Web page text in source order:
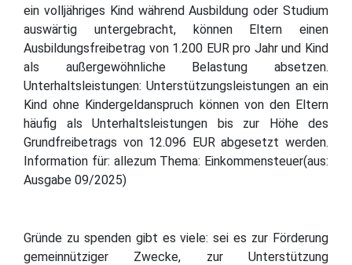
ein volljähriges Kind während Ausbildung oder Studium
auswärtig untergebracht, können Eltern einen
Ausbildungsfreibetrag von 1.200 EUR pro Jahr und Kind
als außergewöhnliche Belastung absetzen.
Unterhaltsleistungen: Unterstützungsleistungen an ein
Kind ohne Kindergeldanspruch können von den Eltern
häufig als Unterhaltsleistungen bis zur Höhe des
Grundfreibetrags von 12.096 EUR abgesetzt werden.
Information für: allezum Thema: Einkommensteuer(aus:
Ausgabe 09/2025)
Gründe zu spenden gibt es viele: sei es zur Förderung
gemeinnütziger Zwecke, zur Unterstützung